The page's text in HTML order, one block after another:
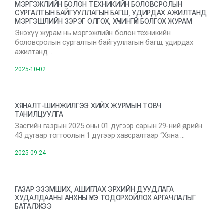
МЭРГЭЖЛИЙН БОЛОН ТЕХНИКИЙН БОЛОВСРОЛЫН
СУРГАЛТЫН БАЙГУУЛЛАГЫН БАГШ, УДИРДАХ АЖИЛТАНД
МЭРГЭШЛИЙН ЗЭРЭГ ОЛГОХ, ХҮЧИНГҮЙ БОЛГОХ ЖУРАМ
Энэхүү журам нь мэргэжлийн болон техникийн
боловсролын сургалтын байгууллагын багш, удирдах
ажилтанд …
2025-10-02
ХЯНАЛТ-ШИНЖИЛГЭЭ ХИЙХ ЖУРМЫН ТОВЧ
ТАНИЛЦУУЛГА
Засгийн газрын 2025 оны 01 дүгээр сарын 29-ний өдрийн
43 дугаар тогтоолын 1 дүгээр хавсралтаар “Хяна …
2025-09-24
ГАЗАР ЭЗЭМШИХ, АШИГЛАХ ЭРХИЙН ДУУДЛАГА
ХУДАЛДААНЫ АНХНЫ ҮНЭ ТОДОРХОЙЛОХ АРГАЧЛАЛЫГ
БАТАЛЖЭЭ